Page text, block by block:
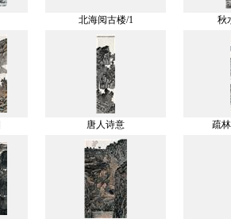
北海阅古楼/1 秋
唐人诗意 疏